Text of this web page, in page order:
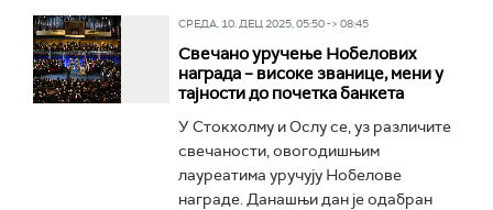
СРЕДА, 10. ДЕЦ 2025, 05:50 -> 08:45
Свечано уручење Нобелових
награда – високе званице, мени у
тајности до почетка банкета
У Стокхолму и Ослу се, уз различите
свечаности, овогодишњим
лауреатима уручују Нобелове
награде. Данашњи дан је одабран